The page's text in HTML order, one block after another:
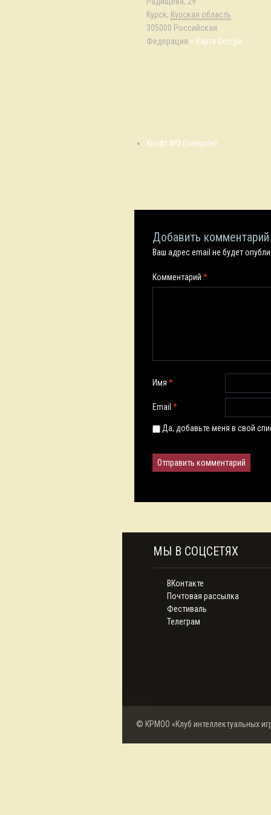
Курск, Курская область
305000 Российская
Федерация + Карта Google
Крафт №2 (синхрон)
Добавить комментарий
Ваш адрес email не будет
Комментарий *
Имя *
Email *
Да, добавьте меня в свой
МЫ В СОЦСЕТЯХ
ВКонтакте
Почтовая рассылка
Фестиваль
Телеграм
© КРМОО «Клуб интеллектуальных